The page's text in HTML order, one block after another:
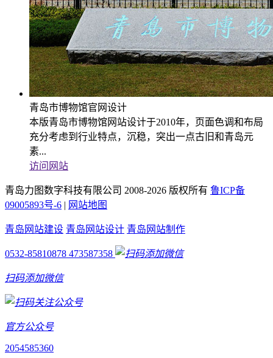
青岛市博物馆官网设计
本版青岛市博物馆网站设计于2010年，页面色调和布局
充分考虑到行业特点，沉稳，突出一点古旧和青岛元
素...
访问网站
青岛力图数字科技有限公司 2008-2026 版权所有 鲁ICP备
09005893号-6 | 网站地图
青岛网站建设 青岛网站设计 青岛网站制作
0532-85810878 473587358
扫码添加微信
官方公众号
2054585360